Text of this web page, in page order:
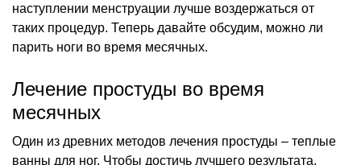
наступлении менструации лучше воздержаться от
таких процедур. Теперь давайте обсудим, можно ли
парить ноги во время месячных.
Лечение простуды во время
месячных
Один из древних методов лечения простуды – теплые
ванны для ног. Чтобы достичь лучшего результата,